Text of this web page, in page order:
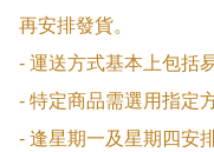
再安排發貨。
- 運送方式基本上包括
- 特定商品需選用指定
- 逢星期一及星期四安